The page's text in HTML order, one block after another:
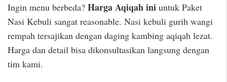
Ingin menu berbeda? Harga Aqiqah ini untuk Paket
Nasi Kebuli sangat reasonable. Nasi kebuli gurih wangi
rempah tersajikan dengan daging kambing aqiqah lezat.
Harga dan detail bisa dikonsultasikan langsung dengan
tim kami.